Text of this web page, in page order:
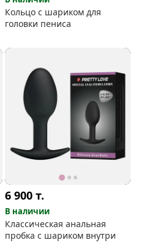
Кольцо с шариком для
головки пениса
6 900т.
В наличии
Классическая анальная
пробка с шариком внутри